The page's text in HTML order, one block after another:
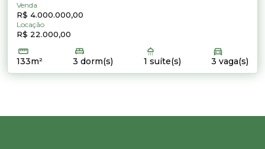
Venda
R$ 4.000.000,00
Locação
R$ 22.000,00
133m² 3 dorm(s) 1 suíte(s) 3 vaga(s)